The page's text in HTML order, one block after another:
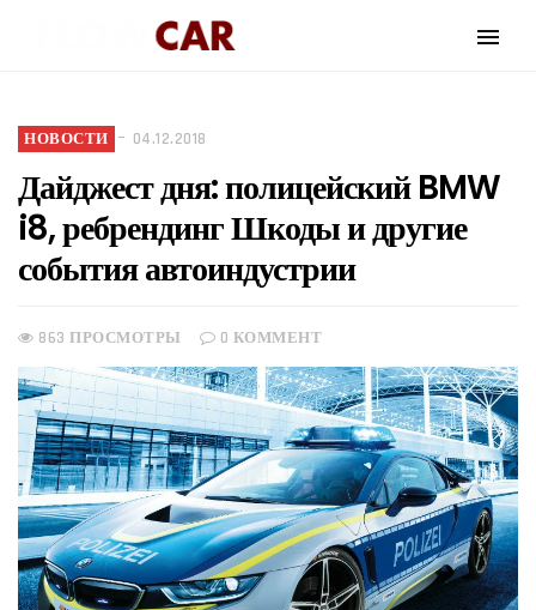
НОВОСТИ 04.12.2018
Дайджест дня: полицейский BMW
i8, ребрендинг Шкоды и другие
события автоиндустрии
863 ПРОСМОТРЫ 0 КОММЕНТ